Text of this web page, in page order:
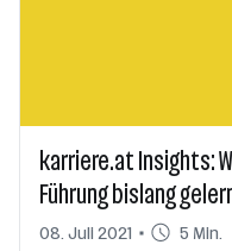
karriere.at Insights:
Führung bislang
08. Juli 2021 5 Min.